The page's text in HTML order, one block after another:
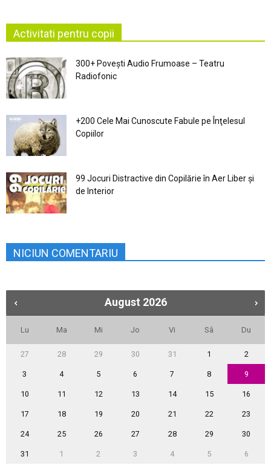
Activitati pentru copii
300+ Povești Audio Frumoase – Teatru
Radiofonic
+200 Cele Mai Cunoscute Fabule pe Înţelesul
Copiilor
99 Jocuri Distractive din Copilărie în Aer Liber şi
de Interior
NICIUN COMENTARIU
August 2026
Lu Ma Mi Jo Vi Sâ Du
27 28 29 30 31 1 2
3 4 5 6 7 8 9
10 11 12 13 14 15 16
17 18 19 20 21 22 23
24 25 26 27 28 29 30
31 1 2 3 4 5 6